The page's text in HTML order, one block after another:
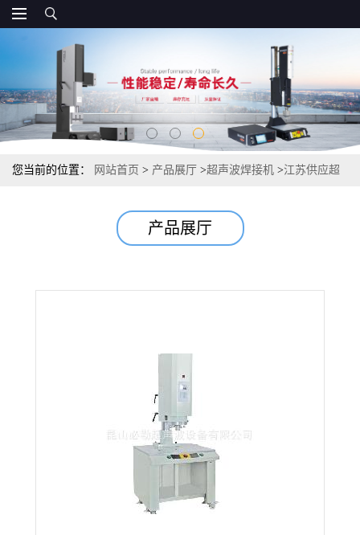
您当前的位置： 网站首页 > 产品展厅 >超声波焊接机 >江苏供应超
产品展厅